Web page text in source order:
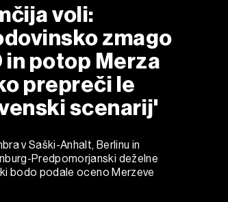
voli:
zmago
in potop Merza
prepreči le
scenarij'
v Saški-Anhalt, Berlinu in
Predpomorjanski deželne
bodo podale oceno Merzeve